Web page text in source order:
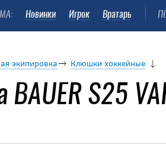
Новинки Игрок Вратарь
экипировка Клюшки хоккейные
S25